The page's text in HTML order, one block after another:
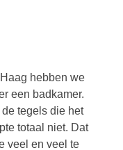
hebben we
een badkamer.
tegels die het
totaal niet. Dat
veel en veel te